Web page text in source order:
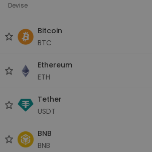
Devise
Bitcoin
BTC
Ethereum
ETH
Tether
USDT
BNB
BNB